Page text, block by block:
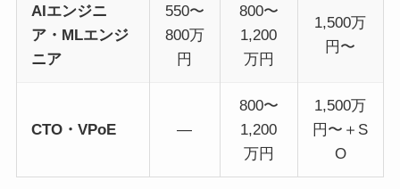
AIエンジニ
ア・MLエンジ
ニア
550〜
800万
円
800〜
1,200
万円
1,500万
円〜
CTO・VPoE —
800〜
1,200
万円
1,500万
円〜＋S
O